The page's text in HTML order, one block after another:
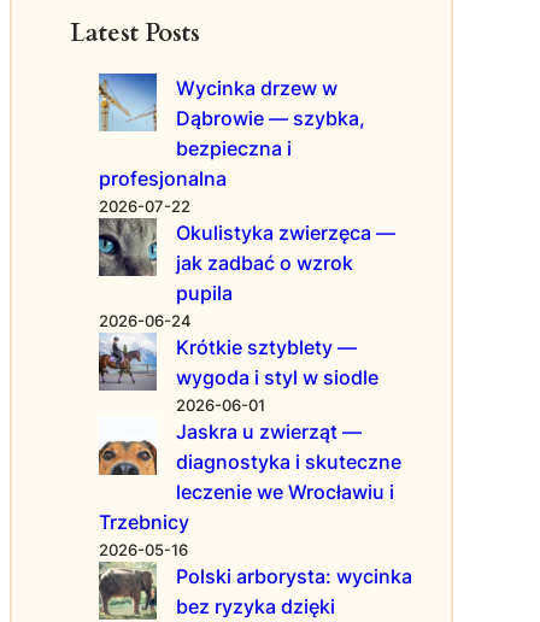
Z
r
w
i
e
i
K
o
m
f
o
r
t
T
w
j
o
K
b
a
ć
i
d
e
a
e
,
s
p
e
r
s
o
n
a
l
Latest Posts
Wycinka drzew w
Dąbrowie — szybka,
bezpieczna i
profesjonalna
2026-07-22
Okulistyka zwierzęca —
jak zadbać o wzrok
pupila
2026-06-24
Krótkie sztyblety —
wygoda i styl w siodle
2026-06-01
Jaskra u zwierząt —
diagnostyka i skuteczne
leczenie we Wrocławiu i
Trzebnicy
2026-05-16
Polski arborysta: wycinka
bez ryzyka dzięki